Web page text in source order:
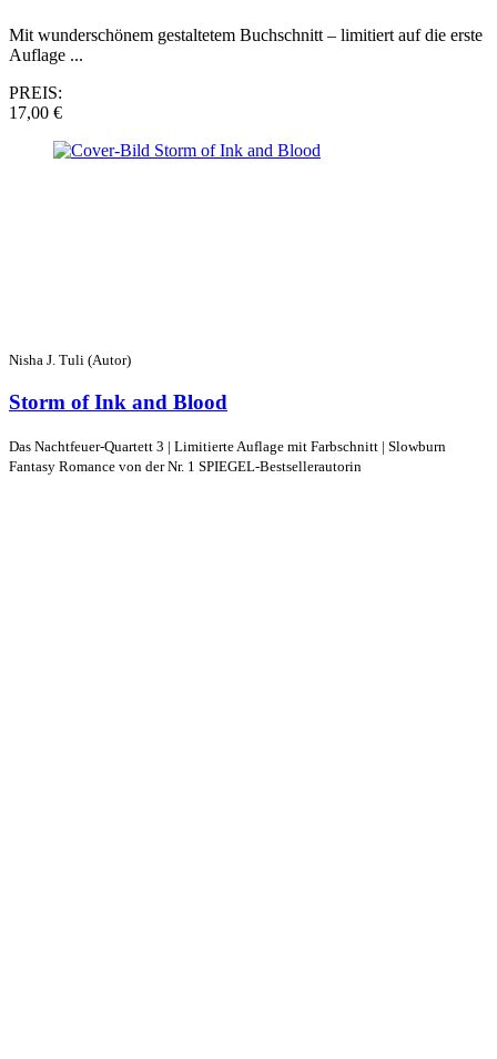
Mit wunderschönem gestaltetem Buchschnitt – limitiert auf die erste
Auflage ...
PREIS:
17,00 €
Nisha J. Tuli (Autor)
Storm of Ink and Blood
Das Nachtfeuer-Quartett 3 | Limitierte Auflage mit Farbschnitt | Slowburn
Fantasy Romance von der Nr. 1 SPIEGEL-Bestsellerautorin